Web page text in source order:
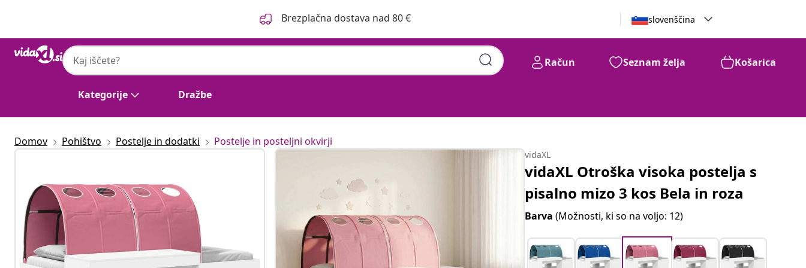
Brezplačna dostava nad 80 € slovenščina
Kategorije Dražbe
Račun Seznam želja Košarica
Domov Pohištvo Postelje in dodatki Postelje in posteljni okvirji
vidaXL
vidaXL Otroška visoka postelja s
pisalno mizo 3 kos Bela in roza
Barva(Možnosti, ki so na voljo: 12)